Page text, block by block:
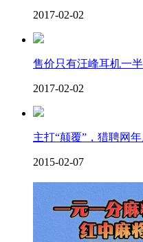
2017-02-02
售价只有汪峰耳机一
2017-02-02
主打“颠覆”，猎聘网
2015-02-07